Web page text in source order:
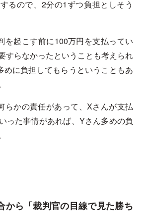
るので、2分の1ずつ負担としそう
を起こす前に100万円を支払ってい
すらなかったということも考えられ
めに負担してもらうということもあ
らかの責任があって、Xさんが支払
った事情があれば、Yさん多めの負
から「裁判官の目線で見た勝ち